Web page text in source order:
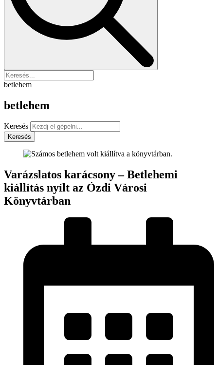
betlehem
betlehem
Keresés
Keresés
Varázslatos karácsony – Betlehemi
kiállítás nyílt az Ózdi Városi
Könyvtárban